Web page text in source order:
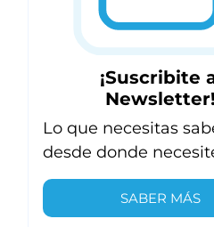
¡Suscribite
Lo que necesitas
desde donde
SABER MÁS